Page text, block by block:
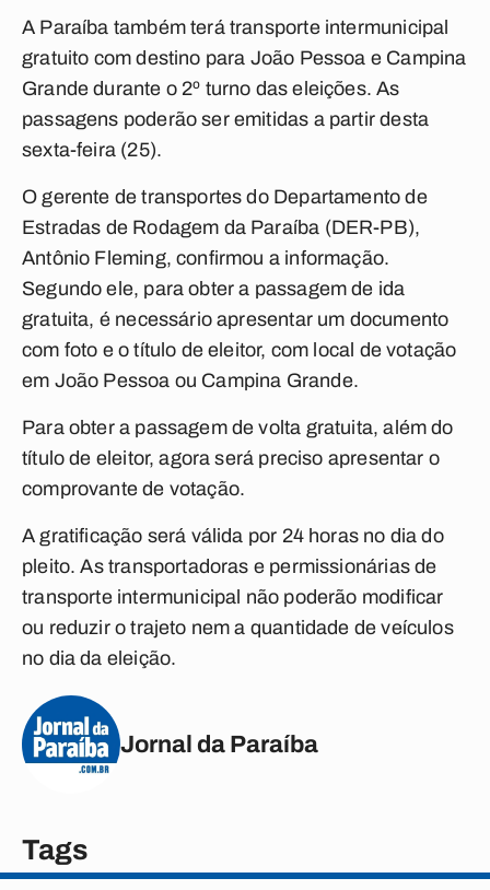
A Paraíba também terá transporte intermunicipal
gratuito com destino para João Pessoa e Campina
Grande durante o 2º turno das eleições. As
passagens poderão ser emitidas a partir desta
sexta-feira (25).
O gerente de transportes do Departamento de
Estradas de Rodagem da Paraíba (DER-PB),
Antônio Fleming, confirmou a informação.
Segundo ele, para obter a passagem de ida
gratuita, é necessário apresentar um documento
com foto e o título de eleitor, com local de votação
em João Pessoa ou Campina Grande.
Para obter a passagem de volta gratuita, além do
título de eleitor, agora será preciso apresentar o
comprovante de votação.
A gratificação será válida por 24 horas no dia do
pleito. As transportadoras e permissionárias de
transporte intermunicipal não poderão modificar
ou reduzir o trajeto nem a quantidade de veículos
no dia da eleição.
Jornal da Paraíba
Tags